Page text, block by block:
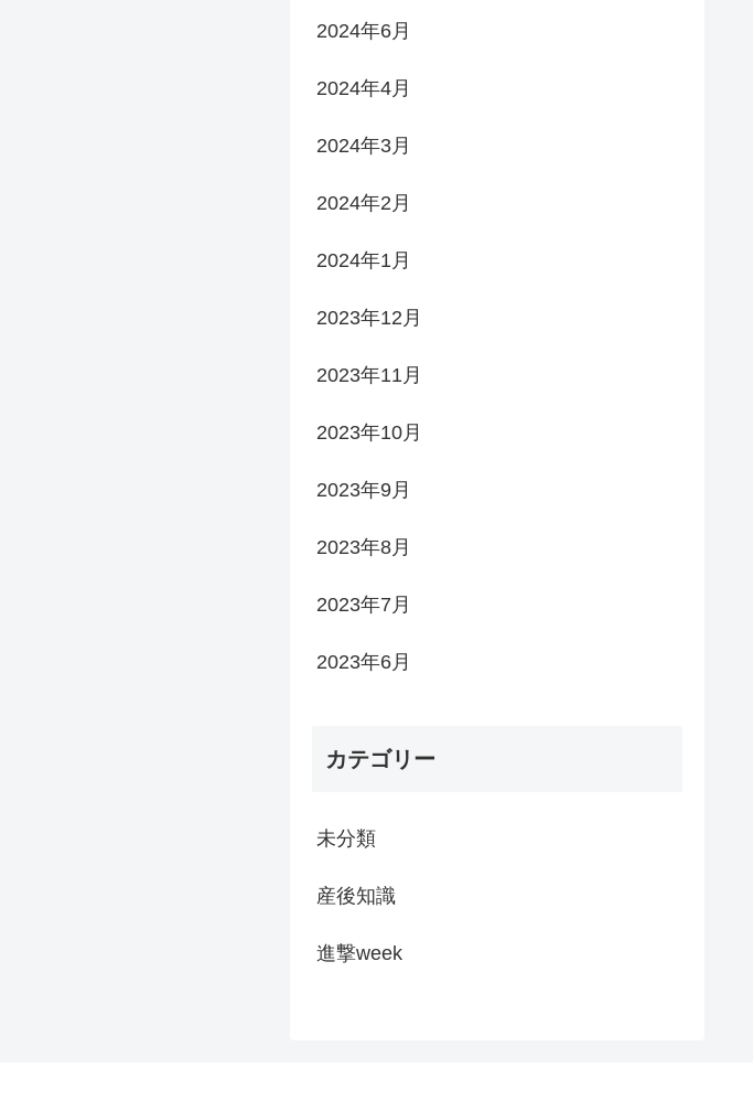
2024年6月
2024年4月
2024年3月
2024年2月
2024年1月
2023年12月
2023年11月
2023年10月
2023年9月
2023年8月
2023年7月
2023年6月
カテゴリー
未分類
産後知識
進撃week